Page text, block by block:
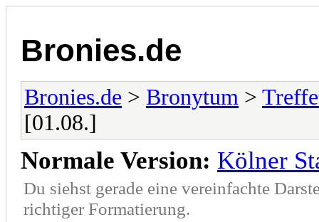
Bronies.de
Bronies.de > Bronytum >
[01.08.]
Normale Version: Kölner
Du siehst gerade eine vereinfachte
richtiger Formatierung.